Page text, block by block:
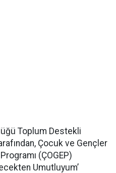
Toplum Destekli
Çocuk ve Gençler
(ÇOGEP)
Umutluyum’